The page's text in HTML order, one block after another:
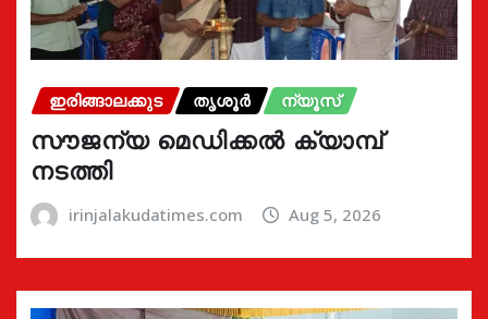
ഇരിങ്ങാലക്കുട തൃശൂർ ന്യൂസ്
സൗജന്യ മെഡിക്കൽ ക്യാമ്പ്
നടത്തി
irinjalakudatimes.com Aug 5, 2026